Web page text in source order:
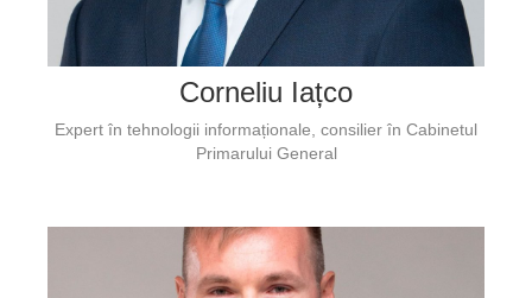
Corneliu Iațco
Expert în tehnologii informaționale, consilier în Cabinetul
Primarului General